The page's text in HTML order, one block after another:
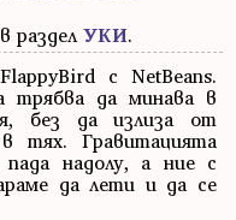
раздел УКИ.
с NetBeans.
трябва да минава в
без да излиза от
тях. Гравитацията
надолу, а ние с
да лети и да се